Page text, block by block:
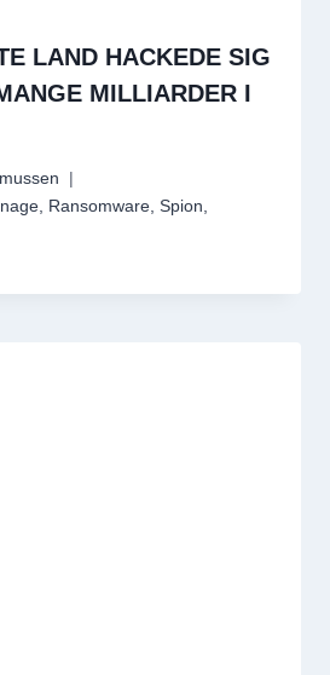
LAND HACKEDE SIG
MILLIARDER I
, Ransomware, Spion,